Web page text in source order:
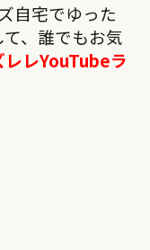
自宅でゆった
、誰でもお気
レレYouTubeラ